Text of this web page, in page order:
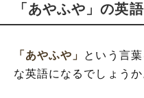
「あやふや」の英語
「あやふや」 という言
な英語になるでしょうか